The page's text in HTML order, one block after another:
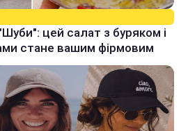
цей салат з буряком і
стане вашим фірмовим